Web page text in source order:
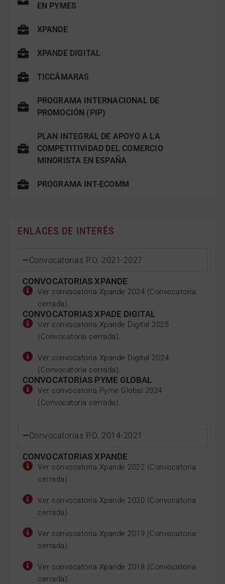
EN PYMES
XPANDE
XPANDE DIGITAL
TICCÁMARAS
PROGRAMA INTERNACIONAL DE
PROMOCIÓN (PIP)
PLAN INTEGRAL DE APOYO A LA
COMPETITIVIDAD DEL COMERCIO
MINORISTA EN ESPAÑA
PROGRAMA INT-ECOMM
ENLACES DE INTERÉS
Convocatorias P.O. ‪2021-2027‬
CONVOCATORIAS XPANDE
Ver convocatoria Xpande 2024 (Convocatoria
cerrada).
CONVOCATORIAS XPADE DIGITAL
Ver convocatoria Xpande Digital 2025
(Convocatoria cerrada).
Ver convocatoria Xpande Digital 2024
(Convocatoria cerrada).
CONVOCATORIAS PYME GLOBAL
Ver convocatoria Pyme Global 2024
(Convocatoria cerrada).
Convocatorias P.O. ‪2014-2021‬
CONVOCATORIAS XPANDE
Ver convocatoria Xpande 2022 (Convocatoria
cerrada).
Ver convocatoria Xpande 2020 (Convocatoria
cerrada).
Ver convocatoria Xpande 2019 (Convocatoria
cerrada).
Ver convocatoria Xpande 2018 (Convocatoria
cerrada).